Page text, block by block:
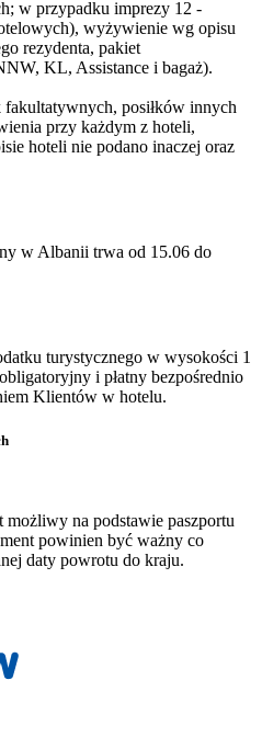
w przypadku imprezy 12 -
wyżywienie wg opisu
rezydenta, pakiet
KL, Assistance i bagaż).
fakultatywnych, posiłków innych
przy każdym z hoteli,
hoteli nie podano inaczej oraz
w Albanii trwa od 15.06 do
turystycznego w wysokości 1
i płatny bezpośrednio
Klientów w hotelu.
na podstawie paszportu
powinien być ważny co
daty powrotu do kraju.